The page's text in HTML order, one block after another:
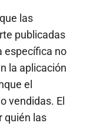
que las
publicadas
específica no
la aplicación
el
vendidas. El
quién las